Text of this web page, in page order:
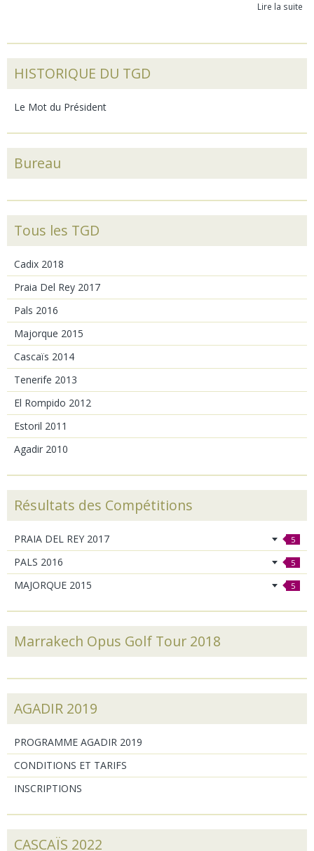
Lire la suite
HISTORIQUE DU TGD
Le Mot du Président
Bureau
Tous les TGD
Cadix 2018
Praia Del Rey 2017
Pals 2016
Majorque 2015
Cascaïs 2014
Tenerife 2013
El Rompido 2012
Estoril 2011
Agadir 2010
Résultats des Compétitions
PRAIA DEL REY 2017 5
PALS 2016 5
MAJORQUE 2015 5
Marrakech Opus Golf Tour 2018
AGADIR 2019
PROGRAMME AGADIR 2019
CONDITIONS ET TARIFS
INSCRIPTIONS
CASCAÏS 2022